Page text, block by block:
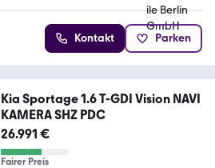
Kontakt Parken
Kia Sportage 1.6 T-GDI Vision NAVI
KAMERA SHZ PDC
26.991 €
Fairer Preis